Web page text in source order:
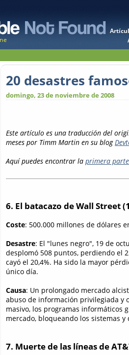
20 desastres
domingo, 23 de noviembre de 2008
Este artículo es una traducción del
meses por Timm Martin en su blog
Aquí puedes encontrar la primera parte
6. El batacazo de Wall Street
Coste: 500.000 millones de dólares
Desastre: El "lunes negro", 19 de
desplomó 508 puntos, perdiendo el
cayó el 20,4%. Ha sido la mayor
único día.
Causa: Un prolongado mercado
abuso de información privilegiada y
masivo, los programas informáticos
mercado, bloqueando los sistemas
7. Muerte de las líneas de